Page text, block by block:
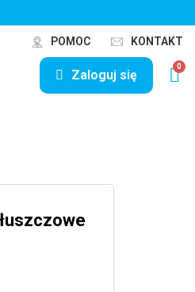
POMOC KONTAKT
Zaloguj się